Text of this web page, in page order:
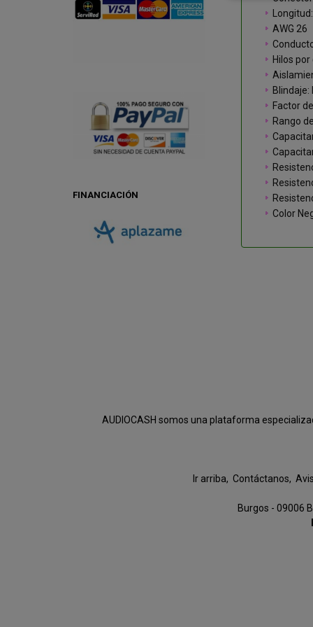
FINANCIACIÓN
AWG 26
Hilos
Factor
Rango
Color
AUDIOCASH somos una plataforma
Ir arriba Contáctanos
Burgos - 09006